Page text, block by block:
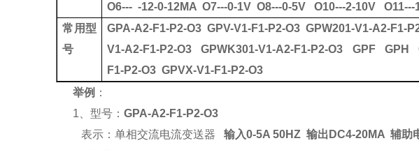
O6--- -12-0-12MA O7---0-1V O8---0-5V O10---2-10V O11---
常用型
号
GPA-A2-F1-P2-O3 GPV-V1-F1-P2-O3 GPW201-V1-A2-F1-
V1-A2-F1-P2-O3 GPWK301-V1-A2-F1-P2-O3 GPF GPH
F1-P2-O3 GPVX-V1-F1-P2-O3
举例 ：
1、型号：GPA-A2-F1-P2-O3
表示：单相交流电流变送器 输入0-5A 50HZ输出 DC4-20MA辅助